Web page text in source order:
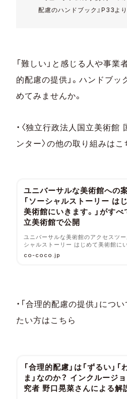
配慮のハンドブック』P33より
「難しい」と感じる人や事業
的配慮の提供」。ハンドブッ
めてみませんか。
・〈独立行政法人国立美術
ンター〉の他の取り組みはこ
ユニバーサルな美術館への
「ソーシャルストーリー は
美術館にいきます。」がすべ
立美術館で公開
ユニバーサルな美術館のアクセスツー
シャルストーリー はじめて美術館に
す。」が全国立美術館で公開。主に発達
ある人に向けて開発されましたが、知
co-coco.jp
・「合理的配慮の提供」につ
たい方はこちら
「合理的配慮」は「ずるい」「
ま」なのか？ インクルージ
究者 野口晃菜さんによる解